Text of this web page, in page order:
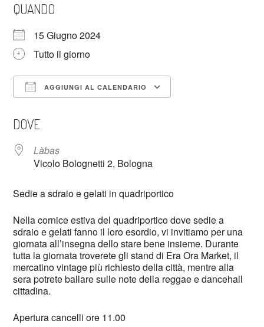
QUANDO
15 Giugno 2024
Tutto il giorno
AGGIUNGI AL CALENDARIO
DOVE
Làbas
Vicolo Bolognetti 2, Bologna
Sedie a sdraio e gelati in quadriportico
Nella cornice estiva del quadriportico dove sedie a
sdraio e gelati fanno il loro esordio, vi invitiamo per una
giornata all’insegna dello stare bene insieme. Durante
tutta la giornata troverete gli stand di Era Ora Market, il
mercatino vintage più richiesto della città, mentre alla
sera potrete ballare sulle note della reggae e dancehall
cittadina.
Apertura cancelli ore 11.00